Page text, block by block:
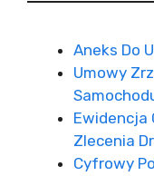
Aneks Do
Umowy
Ewidencja
Zlecenia
Cyfrowy